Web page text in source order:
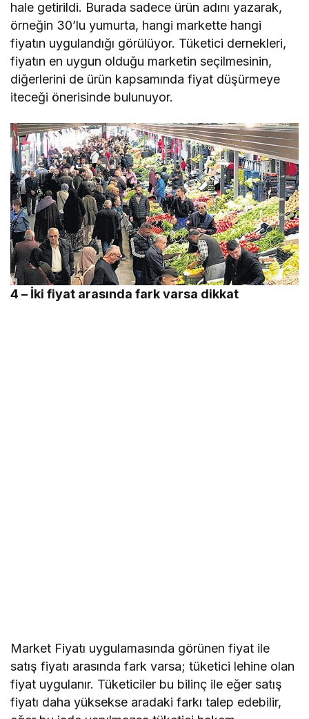
hale getirildi. Burada sadece ürün adını yazarak,
örneğin 30’lu yumurta, hangi markette hangi
fiyatın uygulandığı görülüyor. Tüketici dernekleri,
fiyatın en uygun olduğu marketin seçilmesinin,
diğerlerini de ürün kapsamında fiyat düşürmeye
iteceği önerisinde bulunuyor.
4 – İki fiyat arasında fark varsa dikkat
Market Fiyatı uygulamasında görünen fiyat ile
satış fiyatı arasında fark varsa; tüketici lehine olan
fiyat uygulanır. Tüketiciler bu bilinç ile eğer satış
fiyatı daha yüksekse aradaki farkı talep edebilir,